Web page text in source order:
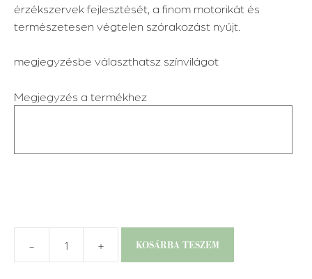
érzékszervek fejlesztését, a finom motorikát és
természetesen végtelen szórakozást nyújt.
megjegyzésbe választhatsz színvilágot
Megjegyzés a termékhez
-
Fejlesztő
+ KOSÁRBA TESZEM